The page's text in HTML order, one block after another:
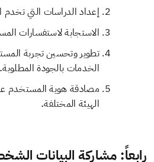
إعداد الدراسات التي
الاستجابة لاستفسارات
تطوير وتحسين تجربة
الخدمات بالجودة المطلوبة.
مصادقة هوية المستخدم
الهيئة المختلفة.
رابعاً: مشاركة البيانات